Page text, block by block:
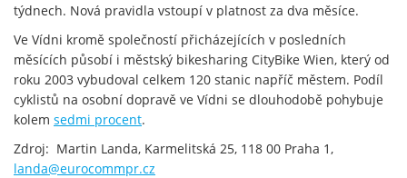
týdnech. Nová pravidla vstoupí v platnost za dva měsíce.
Ve Vídni kromě společností přicházejících v posledních
měsících působí i městský bikesharing CityBike Wien, který od
roku 2003 vybudoval celkem 120 stanic napříč městem. Podíl
cyklistů na osobní dopravě ve Vídni se dlouhodobě pohybuje
kolem sedmi procent.
Zdroj: Martin Landa, Karmelitská 25, 118 00 Praha 1,
landa@eurocommpr.cz